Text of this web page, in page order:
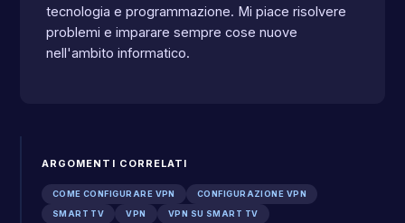
tecnologia e programmazione. Mi piace risolvere
problemi e imparare sempre cose nuove
nell'ambito informatico.
ARGOMENTI CORRELATI
COME CONFIGURARE VPN
CONFIGURAZIONE VPN
SMART TV
VPN VPN SU SMART TV